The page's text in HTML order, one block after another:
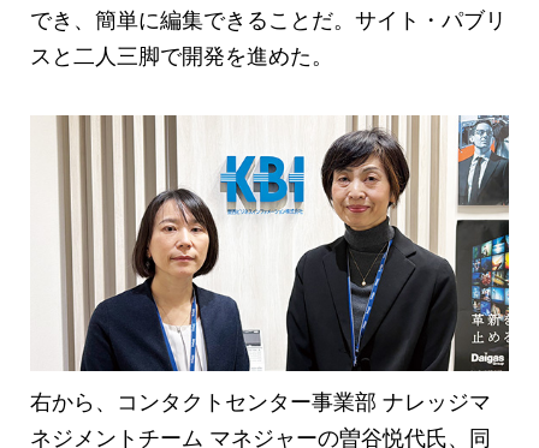
でき、簡単に編集できることだ。サイト・パブリ
スと二人三脚で開発を進めた。
右から、コンタクトセンター事業部 ナレッジマ
ネジメントチーム マネジャーの曽谷悦代氏、同